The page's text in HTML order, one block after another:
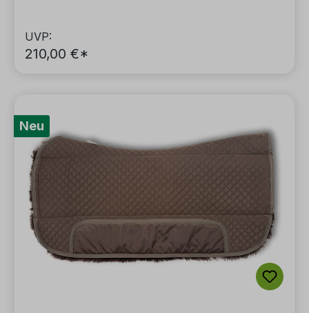
UVP:
210,00 €*
Neu